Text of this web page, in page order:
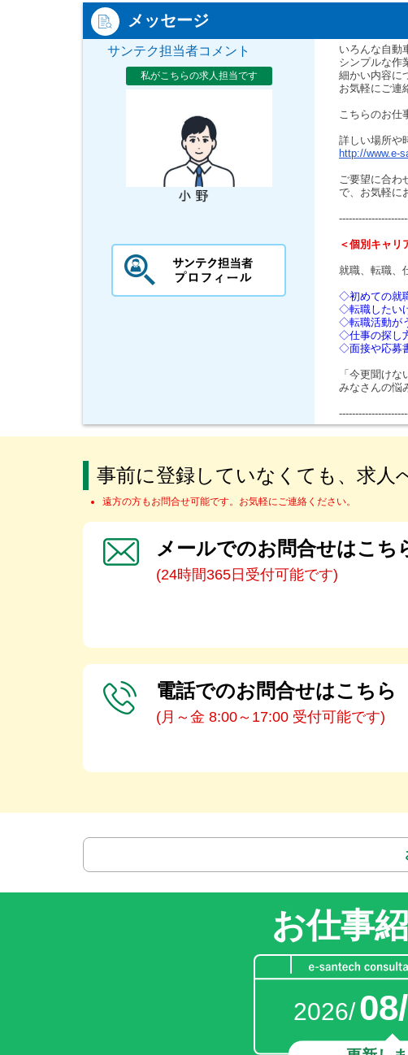
メッセージ
サンテク担当者コメント
私がこちらの求人担当です
いろんな自動
シンプルな作
細かい内容に
お気軽にご連
こちらのお仕
詳しい場所や
http://www.e-
ご要望に合わ
で、お気軽に
＜個別キャリ
就職、転職、
◇初めての就
◇転職したい
◇転職活動が
◇仕事の探し
◇面接や応募
「今更聞けな
みなさんの悩
事前に登録していなくても、求人
遠方の方もお問合せ可能です。お気軽にご連絡ください。
メールでのお問合せはこち
(24時間365日受付可能です)
電話でのお問合せはこちら
(月～金 8:00～17:00 受付可能です)
お仕事
2026/